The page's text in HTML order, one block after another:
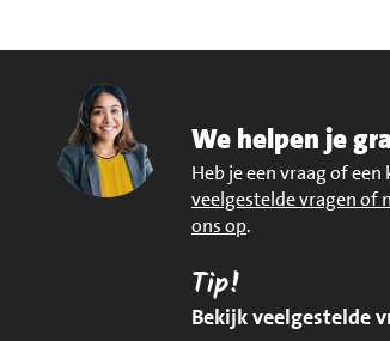
We helpen je
Heb je een vraag of een
veelgestelde vragen of
ons op.
Tip!
Bekijk veelgestelde